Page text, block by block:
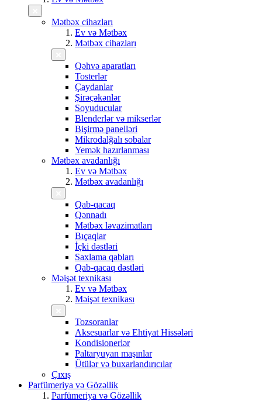
Mətbəx cihazları
Ev və Mətbəx
Mətbəx cihazları
Qəhvə aparatları
Tosterlər
Çaydanlar
Şirəçəkənlər
Soyuducular
Blenderlər və mikserlər
Bişirmə panelləri
Mikrodalğalı sobalar
Yemək hazırlanması
Mətbəx avadanlığı
Ev və Mətbəx
Mətbəx avadanlığı
Qab-qacaq
Qənnadı
Mətbəx ləvazimatları
Bıçaqlar
İçki dəstləri
Saxlama qabları
Qab-qacaq dəstləri
Məişət texnikası
Ev və Mətbəx
Məişət texnikası
Tozsoranlar
Aksesuarlar və Ehtiyat Hissələri
Kondisionerlər
Paltaryuyan maşınlar
Ütülər və buxarlandırıcılar
Çıxış
Parfümeriya və Gözəllik
Parfümeriya və Gözəllik